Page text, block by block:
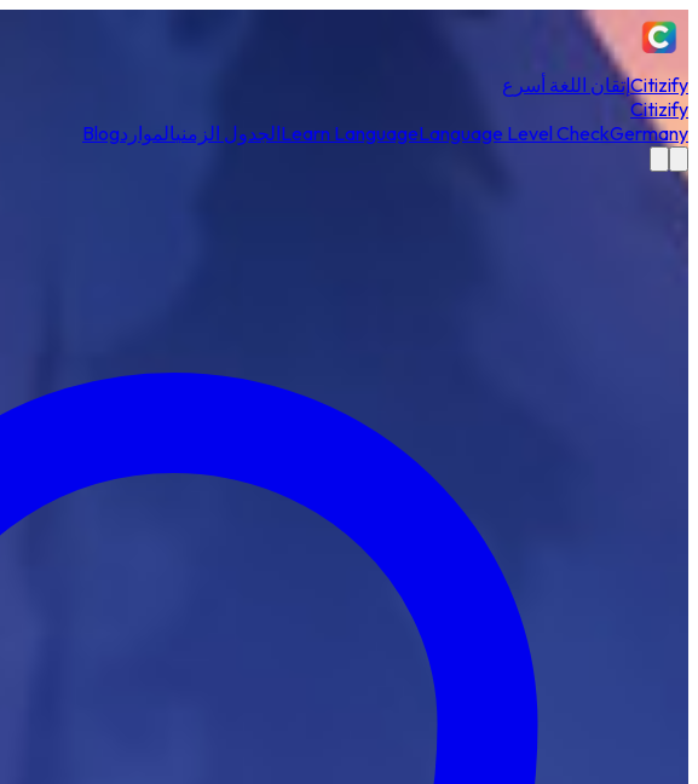
Citizifyإتقان اللغة أسرع
Citizify
Learn LanguageLanguage Level CheckGermany الجدول الزمنيالمواردBlog